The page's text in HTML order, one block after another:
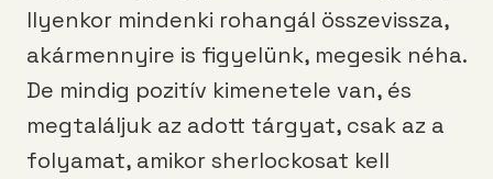
Ilyenkor mindenki rohangál összevissza,
akármennyire is figyelünk, megesik néha.
De mindig pozitív kimenetele van, és
megtaláljuk az adott tárgyat, csak az a
folyamat, amikor sherlockosat kell